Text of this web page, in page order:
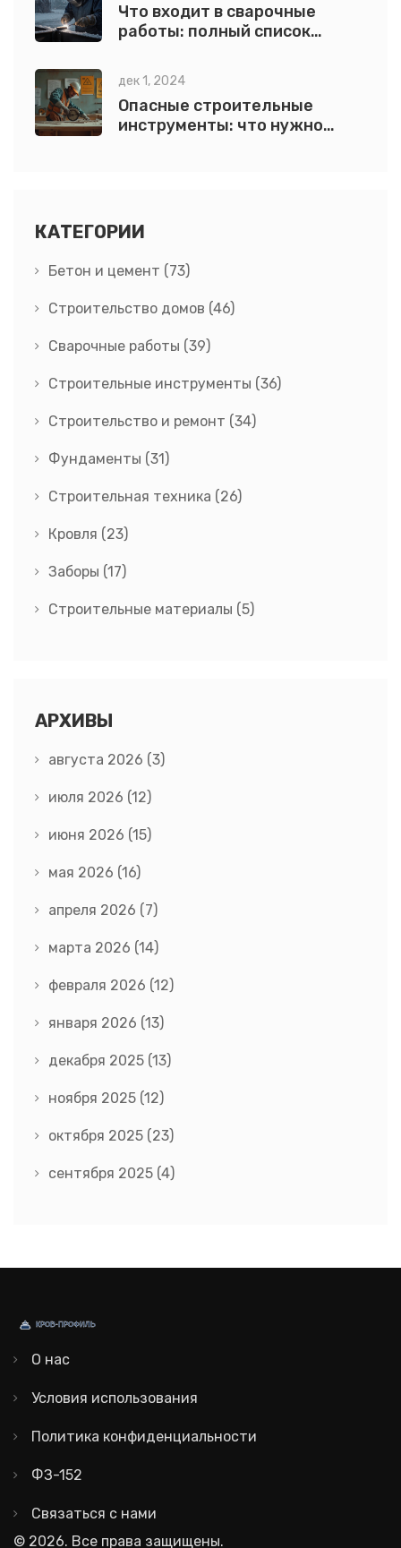
Что входит в сварочные
работы: полный список
дек 1, 2024
Опасные строительные
инструменты: что нужно
КАТЕГОРИИ
Бетон и цемент (73)
Строительство домов (46)
Сварочные работы (39)
Строительные инструменты (36)
Строительство и ремонт (34)
Фундаменты (31)
Строительная техника (26)
Кровля (23)
Заборы (17)
Строительные материалы (5)
АРХИВЫ
августа 2026 (3)
июля 2026 (12)
июня 2026 (15)
мая 2026 (16)
апреля 2026 (7)
марта 2026 (14)
февраля 2026 (12)
января 2026 (13)
декабря 2025 (13)
ноября 2025 (12)
октября 2025 (23)
сентября 2025 (4)
О нас
Условия использования
Политика конфиденциальности
ФЗ-152
Связаться с нами
© 2026. Все права защищены.